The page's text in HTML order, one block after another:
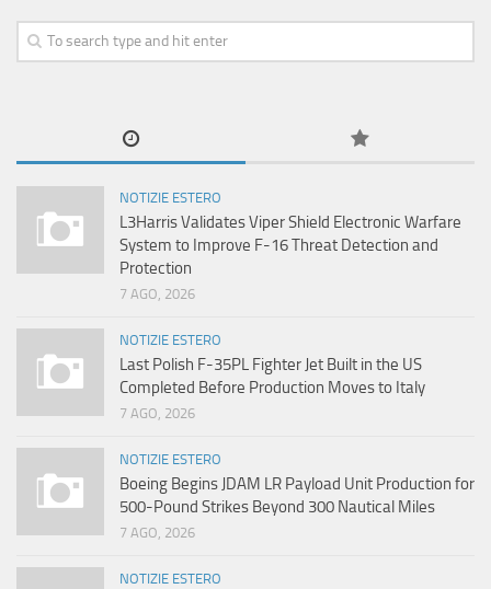
NOTIZIE ESTERO
L3Harris Validates Viper Shield Electronic Warfare
System to Improve F-16 Threat Detection and
Protection
7 AGO, 2026
NOTIZIE ESTERO
Last Polish F-35PL Fighter Jet Built in the US
Completed Before Production Moves to Italy
7 AGO, 2026
NOTIZIE ESTERO
Boeing Begins JDAM LR Payload Unit Production for
500-Pound Strikes Beyond 300 Nautical Miles
7 AGO, 2026
NOTIZIE ESTERO